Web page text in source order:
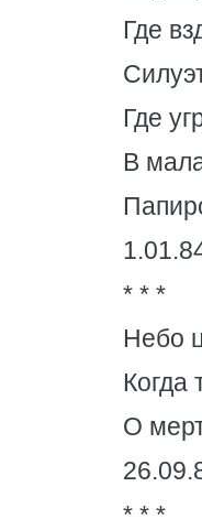
Где
Где
В
* * *
Небо
Когда
О
* * *